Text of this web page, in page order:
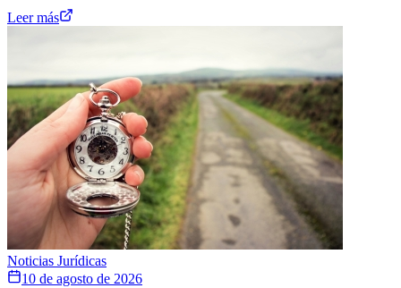
Leer más
Noticias Jurídicas
10 de agosto de 2026